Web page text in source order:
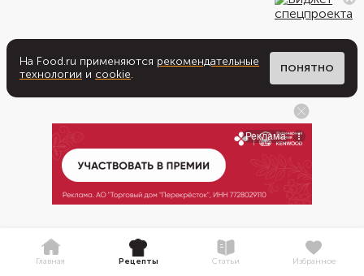
На Food.ru применяются рекомендательные
технологии и cookie. ПОНЯТНО
Главная Рецепты Статьи Избранное